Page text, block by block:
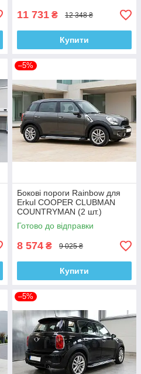
11 731 ₴ 12 348 ₴
Купити
–5%
Бокові пороги Rainbow для
Erkul COOPER CLUBMAN
COUNTRYMAN (2 шт.)
Готово до відправки
8 574 ₴ 9 025 ₴
Купити
–5%